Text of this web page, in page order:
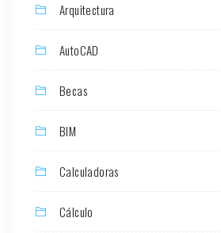
Arquitectura
AutoCAD
Becas
BIM
Calculadoras
Cálculo